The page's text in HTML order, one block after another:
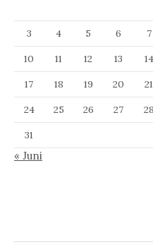
3
4 5 6 7
10
11 12 13 14
17
18 19 20 21
24
25 26 27 28
31
« Juni